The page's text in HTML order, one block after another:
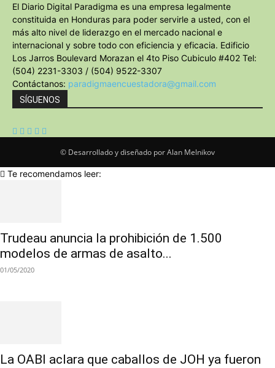
El Diario Digital Paradigma es una empresa legalmente
constituida en Honduras para poder servirle a usted, con el
más alto nivel de liderazgo en el mercado nacional e
internacional y sobre todo con eficiencia y eficacia. Edificio
Los Jarros Boulevard Morazan el 4to Piso Cubiculo #402 Tel:
(504) 2231-3303 / (504) 9522-3307
Contáctanos: paradigmaencuestadora@gmail.com
SÍGUENOS
© Desarrollado y diseñado por Alan Melnikov
Te recomendamos leer:
Trudeau anuncia la prohibición de 1.500
modelos de armas de asalto...
01/05/2020
La OABI aclara que caballos de JOH ya fueron